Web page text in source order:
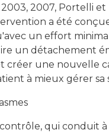
2007, Portelli et
a été
un effort
un détachement
créer une nouvelle
à mieux gérer sa
qui conduit